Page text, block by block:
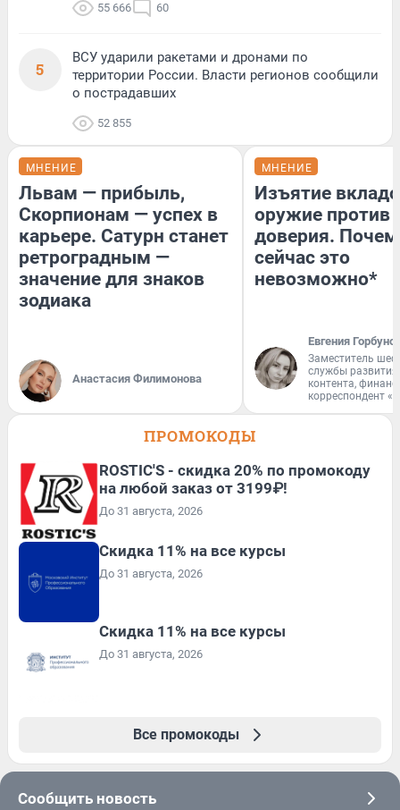
55 666 60
5
ВСУ ударили ракетами и дронами по
территории России. Власти регионов сообщили
о пострадавших
52 855
МНЕНИЕ
Львам — прибыль,
Скорпионам — успех в
карьере. Сатурн станет
ретроградным —
значение для знаков
зодиака
Анастасия Филимонова
МНЕНИЕ
Изъятие
оружие против
доверия.
сейчас это
невозможно*
Евгения
Заместитель
службы
контента,
корреспондент
ПРОМОКОДЫ
ROSTIC'S - скидка 20% по промокоду
на любой заказ от 3199₽!
До 31 августа, 2026
Скидка 11% на все курсы
До 31 августа, 2026
Скидка 11% на все курсы
До 31 августа, 2026
Все промокоды
Сообщить новость